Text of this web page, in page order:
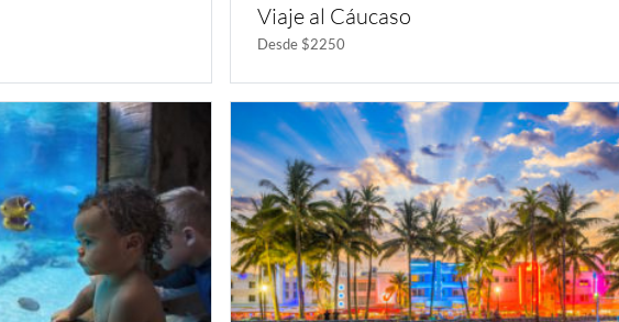
Viaje al Cáucaso
Desde $2250